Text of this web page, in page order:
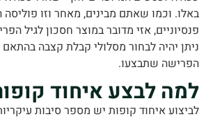
וכמו שאתם מבינים, מאחר וזו פוליסה
אזי מדובר במוצר חסכון לגיל
יהיה לבחור מסלולי קבלת קצבה בהתאם
שתבצעו.
לבצע איחוד קופות
איחוד קופות יש מספר סיבות עיקריות: